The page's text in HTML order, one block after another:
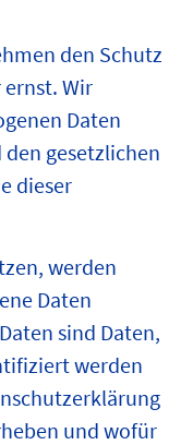
den Schutz
Wir
Daten
gesetzlichen
dieser
werden
Daten
sind Daten,
werden
und wofür